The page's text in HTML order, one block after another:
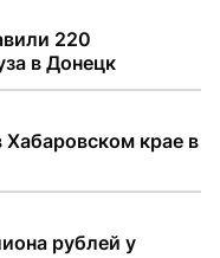
220
в Донецк
крае в
рублей у